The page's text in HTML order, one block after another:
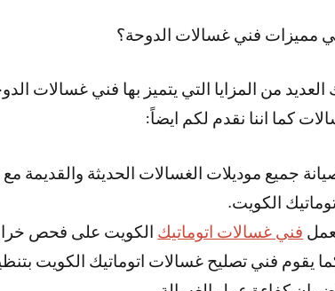
مميزات فني غسالات الدوحة؟
العديد من المزايا التي يتميز بها فني
كما اننا نقدم لكم ايضاً:
جميع موديلات الغسالات الحديثة والقديمة
الكويت.
فني غسالات اتوماتيك الكويت على فحص
يقوم فني تصليح غسالات اتوماتيك الكويت